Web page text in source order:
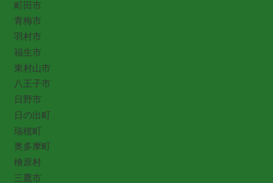
町田市
青梅市
羽村市
福生市
東村山市
八王子市
日野市
日の出町
瑞穂町
奥多摩町
檜原村
三鷹市